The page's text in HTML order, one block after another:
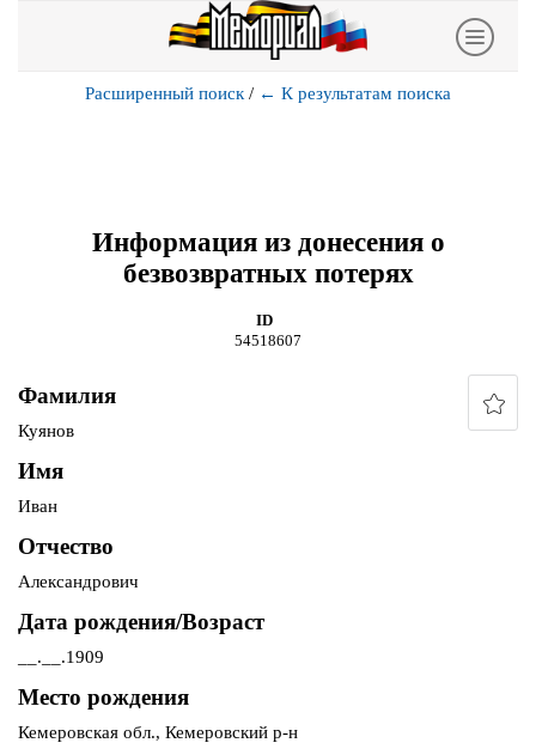
Расширенный поиск / ← К результатам поиска
Информация из донесения о
безвозвратных потерях
ID
54518607
Фамилия
Куянов
Имя
Иван
Отчество
Александрович
Дата рождения/Возраст
__.__.1909
Место рождения
Кемеровская обл., Кемеровский р-н